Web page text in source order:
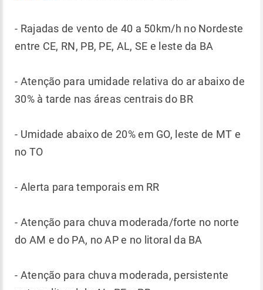
- Rajadas de vento de 40 a 50km/h no Nordeste
entre CE, RN, PB, PE, AL, SE e leste da BA
- Atenção para umidade relativa do ar abaixo de
30% à tarde nas áreas centrais do BR
- Umidade abaixo de 20% em GO, leste de MT e
no TO
- Alerta para temporais em RR
- Atenção para chuva moderada/forte no norte
do AM e do PA, no AP e no litoral da BA
- Atenção para chuva moderada, persistente